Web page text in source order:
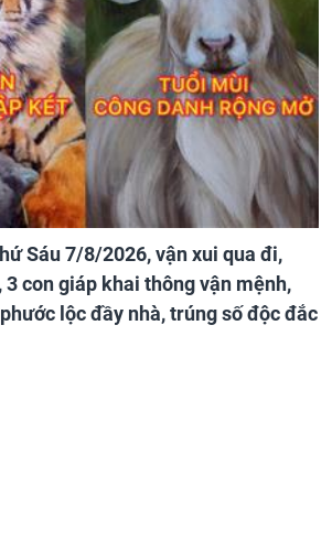
Sáu 7/8/2026, vận xui qua đi,
3 con giáp khai thông vận mệnh,
lộc đầy nhà, trúng số độc đắc